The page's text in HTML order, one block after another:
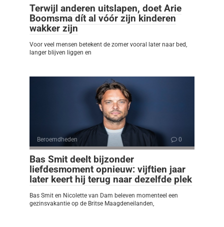
Terwijl anderen uitslapen, doet Arie
Boomsma dít al vóór zijn kinderen
wakker zijn
Voor veel mensen betekent de zomer vooral later naar bed,
langer blijven liggen en
Beroemdheden 0
Bas Smit deelt bijzonder
liefdesmoment opnieuw: vijftien jaar
later keert hij terug naar dezelfde plek
Bas Smit en Nicolette van Dam beleven momenteel een
gezinsvakantie op de Britse Maagdeneilanden,